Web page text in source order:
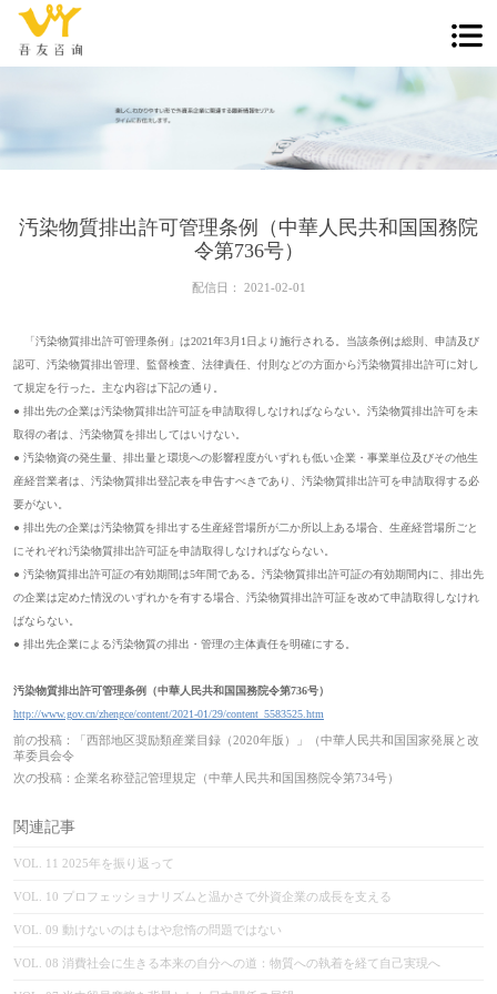
汚染物質排出許可管理条例（中華人民共和国国務院
令第736号）
配信日： 2021-02-01
「汚染物質排出許可管理条例」は2021年3月1日より施行される。当該条例は総則、申請及び
認可、汚染物質排出管理、監督検査、法律責任、付則などの方面から汚染物質排出許可に対し
て規定を行った。主な内容は下記の通り。
● 排出先の企業は汚染物質排出許可証を申請取得しなければならない。汚染物質排出許可を未
取得の者は、汚染物質を排出してはいけない。
● 汚染物資の発生量、排出量と環境への影響程度がいずれも低い企業・事業単位及びその他生
産経営業者は、汚染物質排出登記表を申告すべきであり、汚染物質排出許可を申請取得する必
要がない。
● 排出先の企業は汚染物質を排出する生産経営場所が二か所以上ある場合、生産経営場所ごと
にそれぞれ汚染物質排出許可証を申請取得しなければならない。
● 汚染物質排出許可証の有効期間は5年間である。汚染物質排出許可証の有効期間内に、排出先
の企業は定めた情況のいずれかを有する場合、汚染物質排出許可証を改めて申請取得しなけれ
ばならない。
● 排出先企業による汚染物質の排出・管理の主体責任を明確にする。
汚染物質排出許可管理条例（中華人民共和国国務院令第736号）
http://www.gov.cn/zhengce/content/2021-01/29/content_5583525.htm
前の投稿：
「西部地区奨励類産業目録（2020年版）」（中華人民共和国国家発展と改
革委員会令
次の投稿： 企業名称登記管理規定（中華人民共和国国務院令第734号）
関連記事
VOL. 11 2025年を振り返って
VOL. 10 プロフェッショナリズムと温かさで外資企業の成長を支える
VOL. 09 ‌動けないのはもはや怠惰の問題ではない
VOL. 08 消費社会に生きる本来の自分への道：物質への執着を経て自己実現へ‌